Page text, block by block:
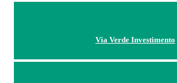
Via Verde Investimento